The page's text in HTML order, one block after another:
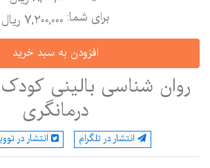
برای شما: 7,200,000 ريال
روان شناسی بالینی
درمانگری
انتشار در تلگرام انتشار در